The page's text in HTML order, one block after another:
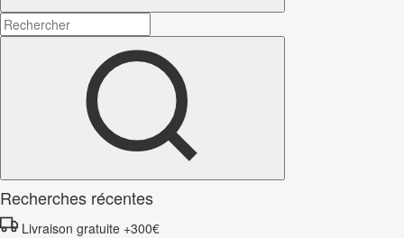
Recherches récentes
Livraison gratuite +300€